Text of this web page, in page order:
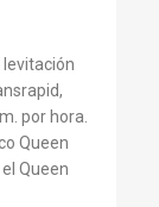
por hora.
Queen
Queen